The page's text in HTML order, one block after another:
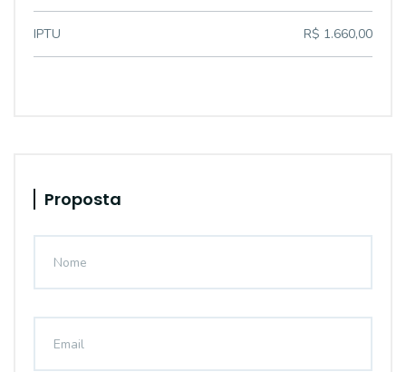
IPTU R$ 1.660,00
Proposta